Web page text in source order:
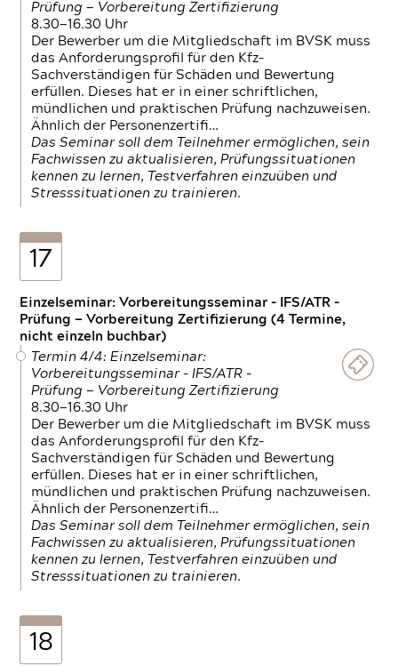
Prüfung — Vorbereitung Zertifizierung
8.30—16.30 Uhr
Der Bewerber um die Mitgliedschaft im BVSK muss
das Anforderungsprofil für den Kfz-
Sachverständigen für Schäden und Bewertung
erfüllen. Dieses hat er in einer schriftlichen,
mündlichen und praktischen Prüfung nachzuweisen.
Ähnlich der Personenzertifi…
Das Seminar soll dem Teilnehmer ermöglichen, sein
Fachwissen zu aktualisieren, Prüfungssituationen
kennen zu lernen, Testverfahren einzuüben und
Stresssituationen zu trainieren.
17
Einzelseminar: Vorbereitungsseminar - IFS/ATR -
Prüfung — Vorbereitung Zertifizierung (4 Termine,
nicht einzeln buchbar)
Termin 4/4: Einzelseminar:
Vorbereitungsseminar - IFS/ATR -
Prüfung — Vorbereitung Zertifizierung
8.30—16.30 Uhr
Der Bewerber um die Mitgliedschaft im BVSK muss
das Anforderungsprofil für den Kfz-
Sachverständigen für Schäden und Bewertung
erfüllen. Dieses hat er in einer schriftlichen,
mündlichen und praktischen Prüfung nachzuweisen.
Ähnlich der Personenzertifi…
Das Seminar soll dem Teilnehmer ermöglichen, sein
Fachwissen zu aktualisieren, Prüfungssituationen
kennen zu lernen, Testverfahren einzuüben und
Stresssituationen zu trainieren.
18